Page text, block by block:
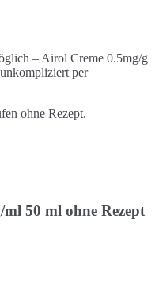
– Airol Creme 0.5mg/g
per
ohne Rezept.
50 ml ohne Rezept